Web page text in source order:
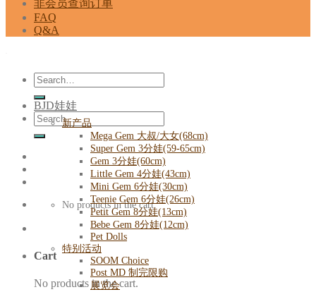
非会员查询订单
FAQ
Q&A
Search
for:
Search
for:
No products in the cart.
Cart
No products in the cart.
BJD娃娃
新产品
Mega Gem 大叔/大女(68cm)
Super Gem 3分娃(59-65cm)
Gem 3分娃(60cm)
Little Gem 4分娃(43cm)
Mini Gem 6分娃(30cm)
Teenie Gem 6分娃(26cm)
Petit Gem 8分娃(13cm)
Bebe Gem 8分娃(12cm)
Pet Dolls
特别活动
SOOM Choice
Post MD 制完限购
展览会